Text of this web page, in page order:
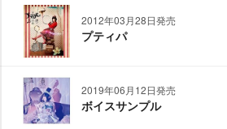
2012年03月28日発売
プティパ
2019年06月12日発売
ボイスサンプル